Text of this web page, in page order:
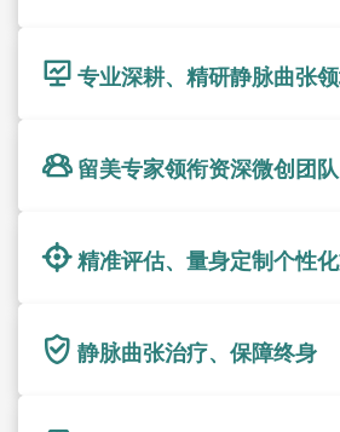
专业深耕、精研静脉曲张
留美专家领衔资深微创团队
精准评估、量身定制个性
静脉曲张治疗、保障终身